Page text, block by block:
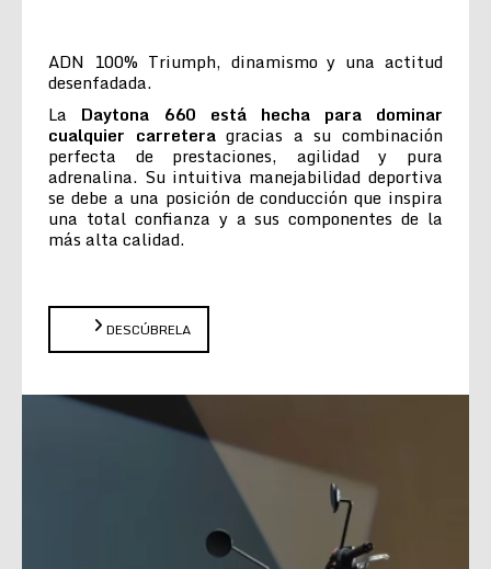
ADN 100% Triumph, dinamismo y una actitud
desenfadada.
La Daytona 660 está hecha para dominar
cualquier carreteragracias a su combinación
perfecta de prestaciones, agilidad y pura
adrenalina. Su intuitiva manejabilidad deportiva
se debe a una posición de conducción que inspira
una total confianza y a sus componentes de la
más alta calidad.
DESCÚBRELA